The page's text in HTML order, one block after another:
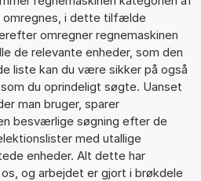
omregnes, i dette tilfælde
omregner regnemaskinen
de relevante enheder, som den
liste kan du være sikker på også
du oprindeligt søgte. Uanset
man bruger, sparer
besværlige søgning efter de
med utallige
enheder. Alt dette har
og arbejdet er gjort i brøkdele